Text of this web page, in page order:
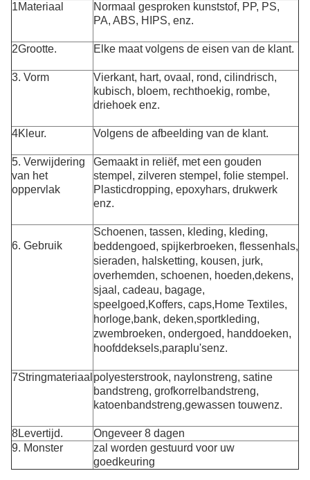
1Materiaal
Normaal gesproken kunststof, PP, PS,
PA, ABS, HIPS, enz.
2Grootte. Elke maat volgens de eisen van de klant.
3. Vorm
Vierkant, hart, ovaal, rond, cilindrisch,
kubisch, bloem, rechthoekig, rombe,
driehoek enz.
4Kleur. Volgens de afbeelding van de klant.
5. Verwijdering
van het
oppervlak
Gemaakt in reliëf, met een gouden
stempel, zilveren stempel, folie stempel.
Plasticdropping, epoxyhars, drukwerk
enz.
6. Gebruik
Schoenen, tassen, kleding, kleding,
beddengoed, spijkerbroeken, flessenhals,
sieraden, halsketting, kousen, jurk,
overhemden, schoenen, hoeden,dekens,
sjaal, cadeau, bagage,
speelgoed,Koffers, caps,Home Textiles,
horloge,bank, deken,sportkleding,
zwembroeken, ondergoed, handdoeken,
hoofddeksels,paraplu'senz.
7Stringmateriaal polyesterstrook, naylonstreng, satine
bandstreng, grofkorrelbandstreng,
katoenbandstreng,gewassen touwenz.
8Levertijd.
Ongeveer 8 dagen
9. Monster
zal worden gestuurd voor uw
goedkeuring